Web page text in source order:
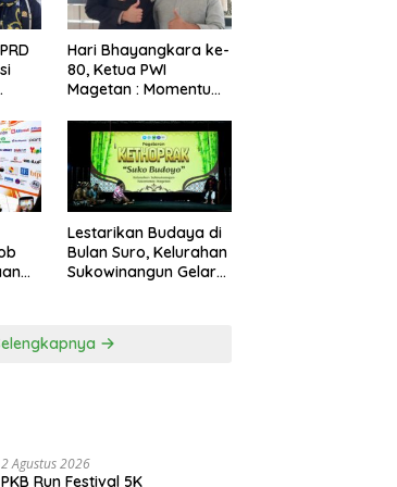
Hari Bhayangkara ke-
80, Ketua PWI
Magetan : Momentum
Kepercayaan Publik
Lestarikan Budaya di
Bulan Suro, Kelurahan
Sukowinangun Gelar
2 Agustus 2026
PKB Run Festival 5K